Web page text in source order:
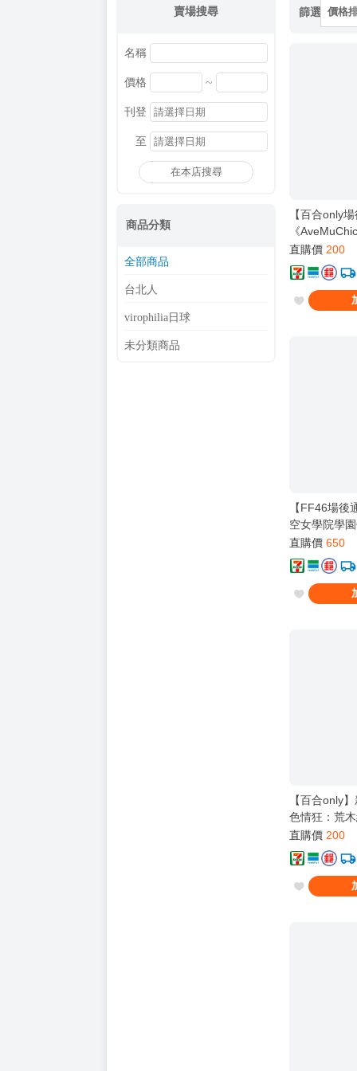
賣場搜尋
名稱
價格 ~
刊登
至
在本店搜尋
商品分類
全部商品
台北人
virophilia日球
未分類商品
篩選 價格
【百合only
《
/ 虫原 / Ave
Dream! It's
子 / 若葉睦 /
鈴 / 佑天寺
直購價 200
【FF46場後
空女學院學
Virophilia /
姫芽 / 大澤
直購價 650
【百合only
色情狂：荒
識的指向性
It's
ちひろ ][百合
直購價 200